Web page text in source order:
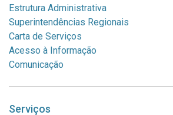
Estrutura Administrativa
Superintendências Regionais
Carta de Serviços
Acesso à Informação
Comunicação
Serviços